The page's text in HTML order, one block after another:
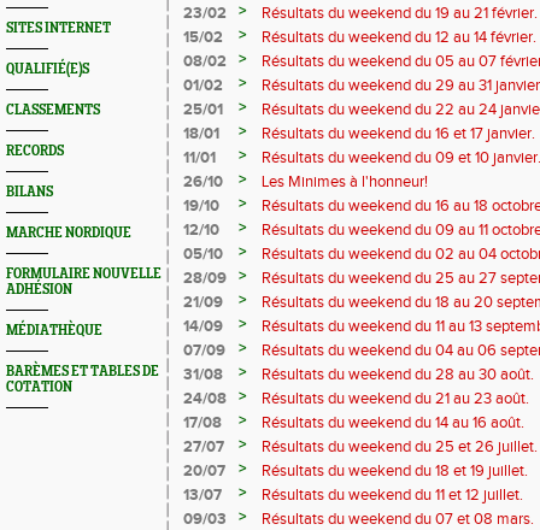
SITES INTERNET
QUALIFIÉ(E)S
CLASSEMENTS
RECORDS
BILANS
MARCHE NORDIQUE
FORMULAIRE NOUVELLE
ADHÉSION
MÉDIATHÈQUE
BARÈMES ET TABLES DE
COTATION
23/02
>
Résultats du weekend du 19 au 21 février.
15/02
>
Résultats du weekend du 12 au 14 février.
08/02
>
Résultats du weekend du 05 au 07
01/02
>
Résultats du weekend du 29 au 31
25/01
>
Résultats du weekend du 22 au 24
18/01
>
Résultats du weekend du 16 et 17 janvier.
11/01
>
Résultats du weekend du 09 et 10 janvier.
26/10
>
Les Minimes à l'honneur!
19/10
>
Résultats du weekend du 16 au 18
12/10
>
Résultats du weekend du 09 au 11
05/10
>
Résultats du weekend du 02 au 04
28/09
>
Résultats du weekend du 25 au 27
21/09
>
Résultats du weekend du 18 au 20
14/09
>
Résultats du weekend du 11 au 13
07/09
>
Résultats du weekend du 04 au 06
31/08
>
Résultats du weekend du 28 au 30 août.
24/08
>
Résultats du weekend du 21 au 23 août.
17/08
>
Résultats du weekend du 14 au 16 août.
27/07
>
Résultats du weekend du 25 et 26 juillet.
20/07
>
Résultats du weekend du 18 et 19 juillet.
13/07
>
Résultats du weekend du 11 et 12 juillet.
09/03
>
Résultats du weekend du 07 et 08 mars.